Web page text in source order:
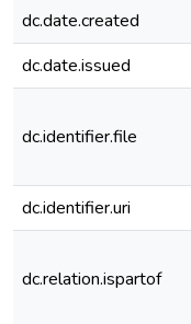
dc.date.created
dc.date.issued
dc.identifier.file
dc.identifier.uri
dc.relation.ispartof